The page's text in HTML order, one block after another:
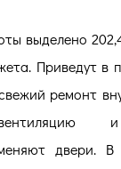
выделено
Приведут в
ремонт
двери. В